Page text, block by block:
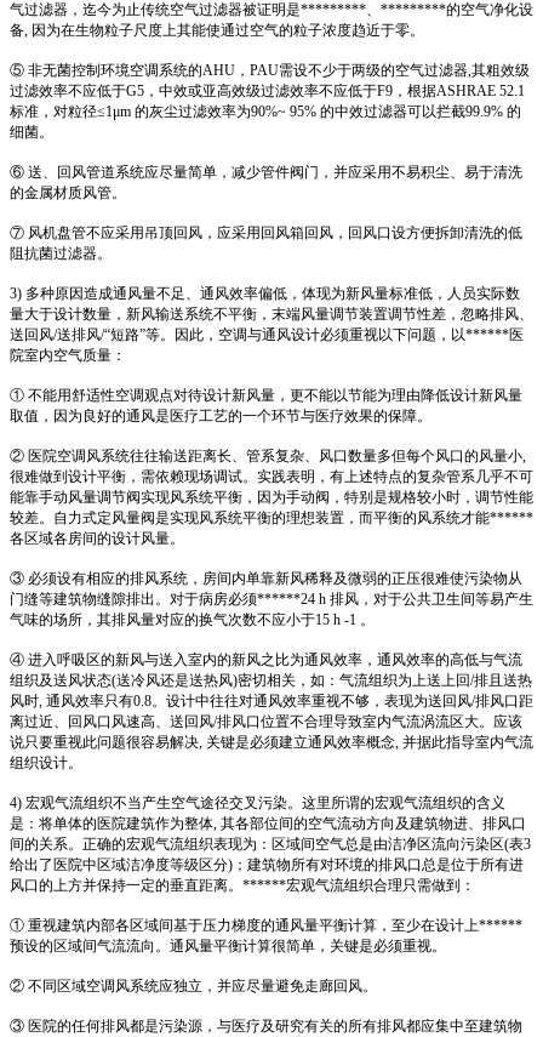
气过滤器，迄今为止传统空气过滤器被证明是*********、*********的空气净化设
备, 因为在生物粒子尺度上其能使通过空气的粒子浓度趋近于零。
⑤ 非无菌控制环境空调系统的AHU，PAU需设不少于两级的空气过滤器,其粗效级
过滤效率不应低于G5，中效或亚高效级过滤效率不应低于F9，根据ASHRAE 52.1
标准，对粒径≤1μm 的灰尘过滤效率为90%~ 95% 的中效过滤器可以拦截99.9% 的
细菌。
⑥ 送、回风管道系统应尽量简单，减少管件阀门，并应采用不易积尘、易于清洗
的金属材质风管。
⑦ 风机盘管不应采用吊顶回风，应采用回风箱回风，回风口设方便拆卸清洗的低
阻抗菌过滤器。
3) 多种原因造成通风量不足、通风效率偏低，体现为新风量标准低，人员实际数
量大于设计数量，新风输送系统不平衡，末端风量调节装置调节性差，忽略排风、
送回风/送排风/“短路”等。因此，空调与通风设计必须重视以下问题，以******医
院室内空气质量：
① 不能用舒适性空调观点对待设计新风量，更不能以节能为理由降低设计新风量
取值，因为良好的通风是医疗工艺的一个环节与医疗效果的保障。
② 医院空调风系统往往输送距离长、管系复杂、风口数量多但每个风口的风量小,
很难做到设计平衡，需依赖现场调试。实践表明，有上述特点的复杂管系几乎不可
能靠手动风量调节阀实现风系统平衡，因为手动阀，特别是规格较小时，调节性能
较差。自力式定风量阀是实现风系统平衡的理想装置，而平衡的风系统才能******
各区域各房间的设计风量。
③ 必须设有相应的排风系统，房间内单靠新风稀释及微弱的正压很难使污染物从
门缝等建筑物缝隙排出。对于病房必须******24 h 排风，对于公共卫生间等易产生
气味的场所，其排风量对应的换气次数不应小于15 h -1 。
④ 进入呼吸区的新风与送入室内的新风之比为通风效率，通风效率的高低与气流
组织及送风状态(送冷风还是送热风)密切相关，如：气流组织为上送上回/排且送热
风时, 通风效率只有0.8。设计中往往对通风效率重视不够，表现为送回风/排风口距
离过近、回风口风速高、送回风/排风口位置不合理导致室内气流涡流区大。应该
说只要重视此问题很容易解决, 关键是必须建立通风效率概念, 并据此指导室内气流
组织设计。
4) 宏观气流组织不当产生空气途径交叉污染。这里所谓的宏观气流组织的含义
是：将单体的医院建筑作为整体, 其各部位间的空气流动方向及建筑物进、排风口
间的关系。正确的宏观气流组织表现为：区域间空气总是由洁净区流向污染区(表3
给出了医院中区域洁净度等级区分)；建筑物所有对环境的排风口总是位于所有进
风口的上方并保持一定的垂直距离。******宏观气流组织合理只需做到：
① 重视建筑内部各区域间基于压力梯度的通风量平衡计算，至少在设计上******
预设的区域间气流流向。通风量平衡计算很简单，关键是必须重视。
② 不同区域空调风系统应独立，并应尽量避免走廊回风。
③ 医院的任何排风都是污染源，与医疗及研究有关的所有排风都应集中至建筑物